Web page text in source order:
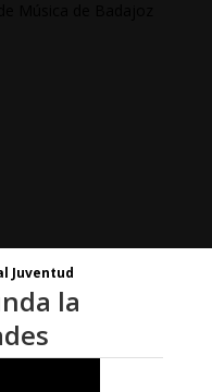
Juventud
la